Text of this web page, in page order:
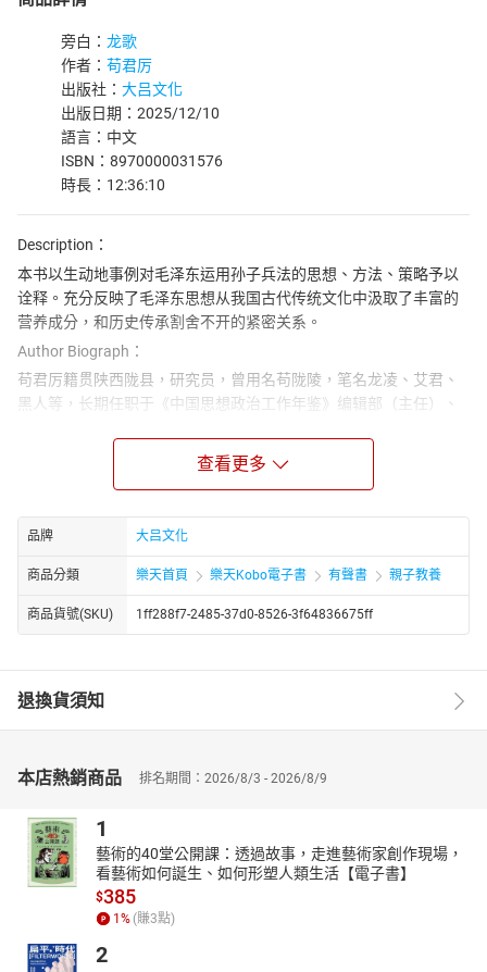
旁白： 龙歌
作者： 苟君厉
出版社： 大吕文化
出版日期：2025/12/10
語言：中文
ISBN：8970000031576
時長：12:36:10
Description：
本书以生动地事例对毛泽东运用孙子兵法的思想、方法、策略予以
诠释。充分反映了毛泽东思想从我国古代传统文化中汲取了丰富的
营养成分，和历史传承割舍不开的紧密关系。
Author Biograph：
苟君厉籍贯陕西陇县，研究员，曾用名苟陇陵，笔名龙凌、艾君、
黑人等，长期任职于《中国思想政治工作年鉴》编辑部（主任）、
兼儒商文化研究委员会执行会长、《中国儒商》杂志总编辑、国际
儒学联合会教育与普及委员会委员等职务，兼具学术研究、出版策
查看更多
品牌 大吕文化
商品分類 樂天首頁 樂天Kobo電子書 有聲書 親子教養
商品貨號(SKU) 1ff288f7-2485-37d0-8526-3f64836675ff
退換貨須知
本店熱銷商品 排名期間：2026/8/3 - 2026/8/9
1
藝術的40堂公開課：透過故事，走進藝術家創作現場，
看藝術如何誕生、如何形塑人類生活【電子書】
$385
1 % (賺3點)
2